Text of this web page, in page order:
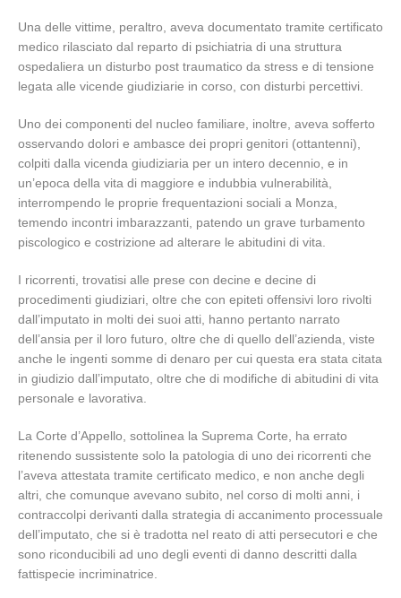
Una delle vittime, peraltro, aveva documentato tramite certificato
medico rilasciato dal reparto di psichiatria di una struttura
ospedaliera un disturbo post traumatico da stress e di tensione
legata alle vicende giudiziarie in corso, con disturbi percettivi.
Uno dei componenti del nucleo familiare, inoltre, aveva sofferto
osservando dolori e ambasce dei propri genitori (ottantenni),
colpiti dalla vicenda giudiziaria per un intero decennio, e in
un’epoca della vita di maggiore e indubbia vulnerabilità,
interrompendo le proprie frequentazioni sociali a Monza,
temendo incontri imbarazzanti, patendo un grave turbamento
piscologico e costrizione ad alterare le abitudini di vita.
I ricorrenti, trovatisi alle prese con decine e decine di
procedimenti giudiziari, oltre che con epiteti offensivi loro rivolti
dall’imputato in molti dei suoi atti, hanno pertanto narrato
dell’ansia per il loro futuro, oltre che di quello dell’azienda, viste
anche le ingenti somme di denaro per cui questa era stata citata
in giudizio dall’imputato, oltre che di modifiche di abitudini di vita
personale e lavorativa.
La Corte d’Appello, sottolinea la Suprema Corte, ha errato
ritenendo sussistente solo la patologia di uno dei ricorrenti che
l’aveva attestata tramite certificato medico, e non anche degli
altri, che comunque avevano subito, nel corso di molti anni, i
contraccolpi derivanti dalla strategia di accanimento processuale
dell’imputato, che si è tradotta nel reato di atti persecutori e che
sono riconducibili ad uno degli eventi di danno descritti dalla
fattispecie incriminatrice.